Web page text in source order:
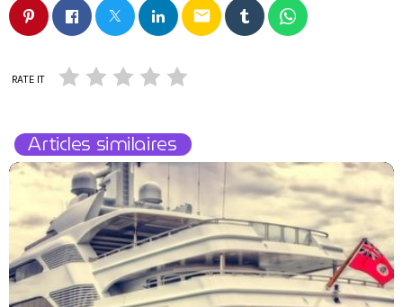
email
RATE IT
Articles similaires